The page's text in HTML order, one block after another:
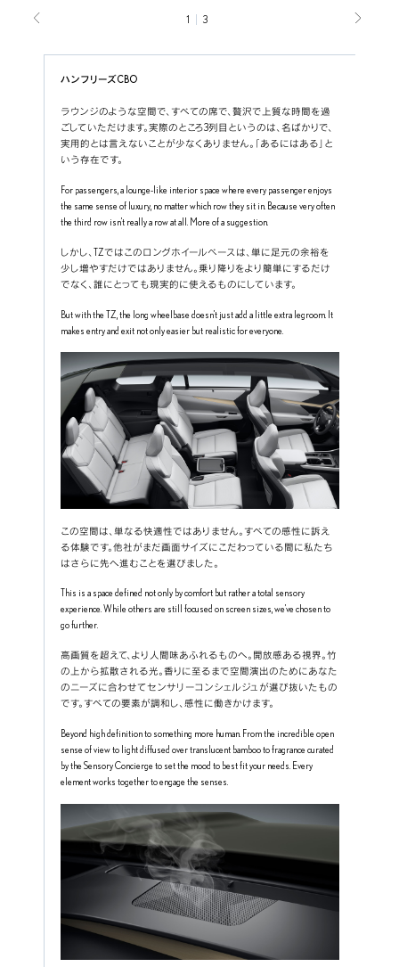
1 3
ハンフリーズCBO
ラウンジのような空間で、すべての席で、贅沢で上質な時間を過
ごしていただけます。実際のところ3列目というのは、名ばかりで、
実用的とは言えないことが少なくありません。「あるにはある」と
いう存在です。
For passengers, a lounge-like interior space where every passenger enjoys
the same sense of luxury, no matter which row they sit in. Because very often
the third row isn’t really a row at all. More of a suggestion.
しかし、TZではこのロングホイールベースは、単に足元の余裕を
少し増やすだけではありません。乗り降りをより簡単にするだけ
でなく、誰にとっても現実的に使えるものにしています。
But with the TZ, the long wheelbase doesn’t just add a little extra legroom. It
makes entry and exit not only easier but realistic for everyone.
この空間は、単なる快適性ではありません。すべての感性に訴え
る体験です。他社がまだ画面サイズにこだわっている間に私たち
はさらに先へ進むことを選びました。
This is a space defined not only by comfort but rather a total sensory
experience. While others are still focused on screen sizes, we’ve chosen to
go further.
高画質を超えて、より人間味あふれるものへ。開放感ある視界。竹
の上から拡散される光。香りに至るまで空間演出のためにあなた
のニーズに合わせてセンサリーコンシェルジュが選び抜いたもの
です。すべての要素が調和し、感性に働きかけます。
Beyond high definition to something more human. From the incredible open
sense of view to light diffused over translucent bamboo to fragrance curated
by the Sensory Concierge to set the mood to best fit your needs. Every
element works together to engage the senses.